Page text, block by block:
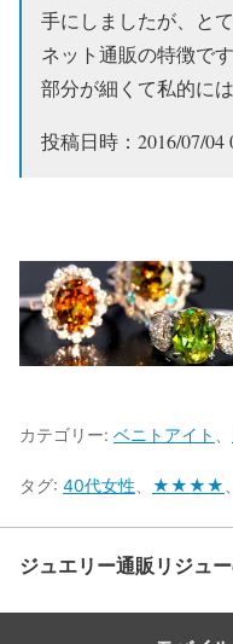
手にしましたが、と
ネット通販の特徴で
部分が細くて私的には
投稿日時：2016/07/04
カテゴリー: ベニトアイト
タグ: 40代女性 ★★★★
ジュエリー通販リジュ